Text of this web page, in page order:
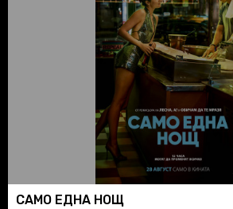
САМО ЕДНА НОЩ